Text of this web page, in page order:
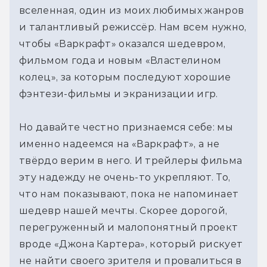
вселенная, один из моих любимых жанров
и талантливый режиссёр. Нам всем нужно,
чтобы «Варкрафт» оказался шедевром,
фильмом года и новым «Властелином
колец», за которым последуют хорошие
фэнтези-фильмы и экранизации игр.
Но давайте честно признаемся себе: мы
именно надеемся на «Варкрафт», а не
твёрдо верим в него. И трейлеры фильма
эту надежду не очень-то укрепляют. То,
что нам показывают, пока не напоминает
шедевр нашей мечты. Скорее дорогой,
перегруженный и малопонятный проект
вроде «Джона Картера», который рискует
не найти своего зрителя и провалиться в